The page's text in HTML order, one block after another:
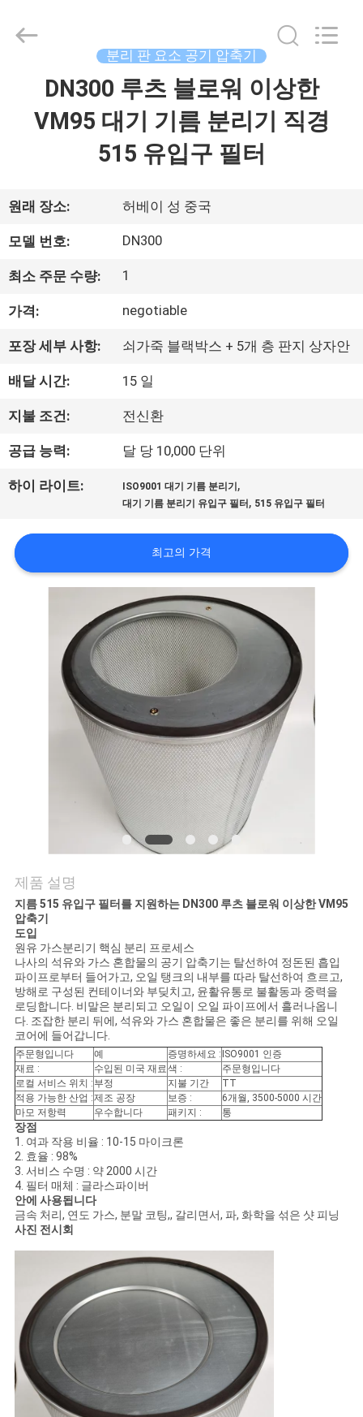
동
영
상
우
리
에
대
하
공
연
락
주
세
요
뉴
스
경
우
사
맵
PRIVACY
Langfang
Developed
분리 판 요소 공기 압축기
DN300 루츠 블로워 이상한
VM95 대기 기름 분리기 직경
515 유입구 필터
원래 장소: 허베이 성 중국
모델 번호: DN300
최소 주문 수량: 1
가격: negotiable
포장 세부 사항: 쇠가죽 블랙박스 + 5개 층 판지 상자안
배달 시간: 15 일
지불 조건: 전신환
공급 능력: 달 당 10,000 단위
하이 라이트: ISO9001 대기 기름 분리기 ,
대기 기름 분리기 유입구 필터 , 515 유입구 필터
최고의 가격
제품 설명
지름 515 유입구 필터를 지원하는 DN300 루츠 블로워 이상한 VM95
압축기
도입
원유 가스분리기 핵심 분리 프로세스
나사의 석유와 가스 혼합물의 공기 압축기는 탈선하여 정돈된 흡입
파이프로부터 들어가고, 오일 탱크의 내부를 따라 탈선하여 흐르고,
방해로 구성된 컨테이너와 부딪치고, 윤활유통로 불활동과 중력을
로딩합니다. 비말은 분리되고 오일이 오일 파이프에서 흘러나옵니
다. 조잡한 분리 뒤에, 석유와 가스 혼합물은 좋은 분리를 위해 오일
코어에 들어갑니다.
주문형입니다 예 증명하세요 : ISO9001 인증
재료 :
수입된 미국 재료색 :
주문형입니다
로컬 서비스 위치 : 부정 지불 기간
TT
적용 가능한 산업 :제조 공장 보증 :
6개월, 3500-5000 시간
마모 저항력
우수합니다 패키지 : 통
장점
1. 여과 작용 비율 : 10-15 마이크론
2. 효율 : 98%
3. 서비스 수명 : 약 2000 시간
4. 필터 매체 : 글라스파이버
안에 사용됩니다
금속 처리, 연도 가스, 분말 코팅,, 갈리면서, 파, 화학을 섞은 샷 피닝
사진 전시회